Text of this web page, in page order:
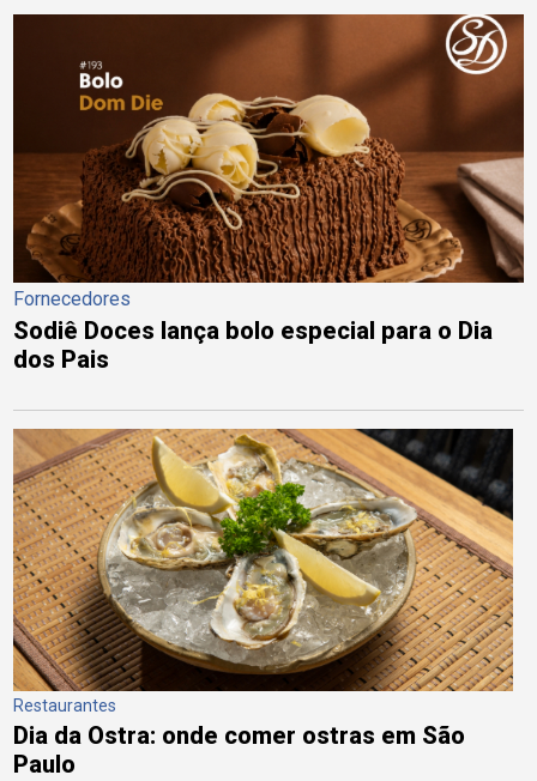
Fornecedores
Sodiê Doces lança bolo especial para o Dia
dos Pais
Restaurantes
Dia da Ostra: onde comer ostras em São
Paulo